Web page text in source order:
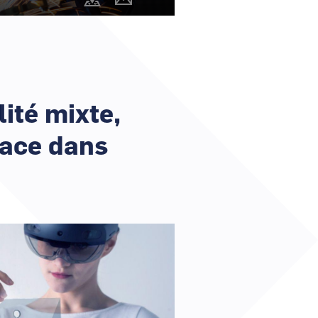
un nouveau mot de passe ?@cartography_link_title
Contacter
mixte,
dans